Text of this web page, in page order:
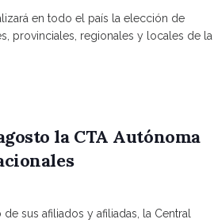
en todo el país la elección de
provinciales, regionales y locales de la
la CTA Autónoma
sus afiliados y afiliadas, la Central